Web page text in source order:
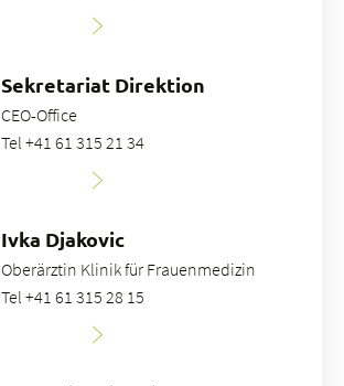
Sekretariat Direktion
CEO-Office
Tel +41 61 315 21 34
Ivka Djakovic
Oberärztin Klinik für Frauenmedizin
Tel +41 61 315 28 15